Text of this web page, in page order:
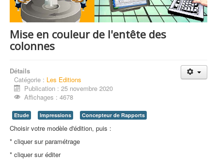
Dossiers
Entre Pros
Nous contacter
Mise en couleur de l'entête des
colonnes
Détails
Catégorie : Les Editions
Publication : 25 novembre 2020
Affichages : 4678
Etude Impressions Concepteur de Rapports
Choisir votre modèle d'édition, puis :
* cliquer sur paramétrage
* cliquer sur éditer